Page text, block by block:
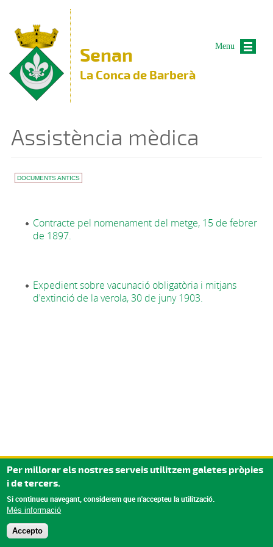
Senan
La Conca de Barberà
Assistència mèdica
DOCUMENTS ANTICS
Contracte pel nomenament del metge, 15 de febrer
de 1897.
Expedient sobre vacunació obligatòria i mitjans
d'extinció de la verola, 30 de juny 1903.
Menu
Per millorar els nostres serveis utilitzem galetes pròpies
i de tercers.
Si continueu navegant, considerem que n'accepteu la utilització.
Més informació
Accepto